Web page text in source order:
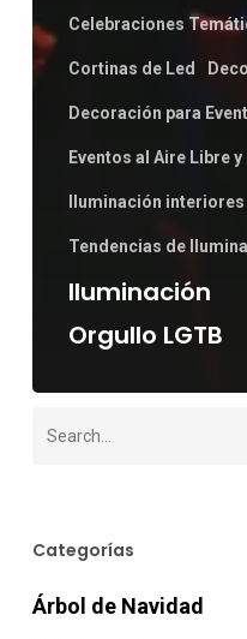
Celebraciones
Cortinas de Led
Decoración para
Eventos al Aire Libre
Iluminación
Tendencias de
Iluminación
Orgullo LGTB
Categorías
Árbol de Navidad